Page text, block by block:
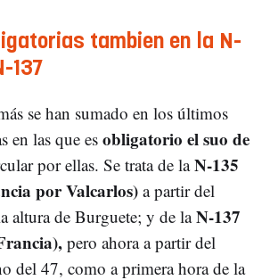
tambien en la N-
137
se han sumado en los últimos
en las que esobligatorio el suo de
por ellas. Se trata de laN-135
por Valcarlos) a partir del
altura de Burguete; y de laN-137
pero ahora a partir del
del 47, como a primera hora de la